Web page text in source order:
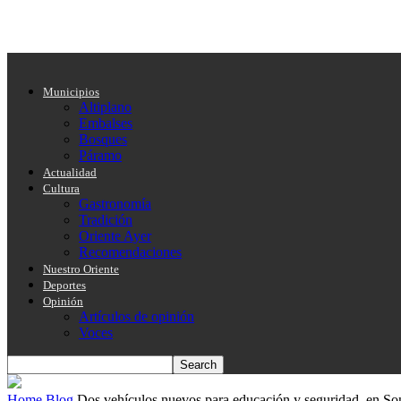
Municipios
Altiplano
Embalses
Bosques
Páramo
Actualidad
Cultura
Gastronomía
Tradición
Oriente Ayer
Recomendaciones
Nuestro Oriente
Deportes
Opinión
Artículos de opinión
Voces